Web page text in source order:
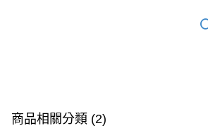
商品相關分類 (2)